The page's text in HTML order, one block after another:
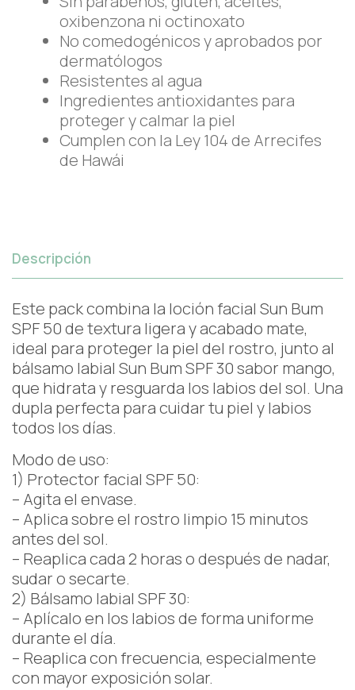
oxibenzona ni octinoxato
No comedogénicos y aprobados por
dermatólogos
Resistentes al agua
Ingredientes antioxidantes para
proteger y calmar la piel
Cumplen con la Ley 104 de Arrecifes
de Hawái
Descripción
Este pack combina la loción facial Sun Bum
SPF 50 de textura ligera y acabado mate,
ideal para proteger la piel del rostro, junto al
bálsamo labial Sun Bum SPF 30 sabor mango,
que hidrata y resguarda los labios del sol. Una
dupla perfecta para cuidar tu piel y labios
todos los días.
Modo de uso:
1) Protector facial SPF 50:
– Agita el envase.
– Aplica sobre el rostro limpio 15 minutos
antes del sol.
– Reaplica cada 2 horas o después de nadar,
sudar o secarte.
2) Bálsamo labial SPF 30:
– Aplícalo en los labios de forma uniforme
durante el día.
– Reaplica con frecuencia, especialmente
con mayor exposición solar.